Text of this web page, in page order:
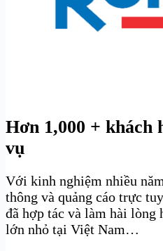
Hơn 1,000 + khách
vụ
Với kinh nghiệm nhiều
thông và quảng cáo trực
đã hợp tác và làm hài lòng
lớn nhỏ tại Việt Nam…